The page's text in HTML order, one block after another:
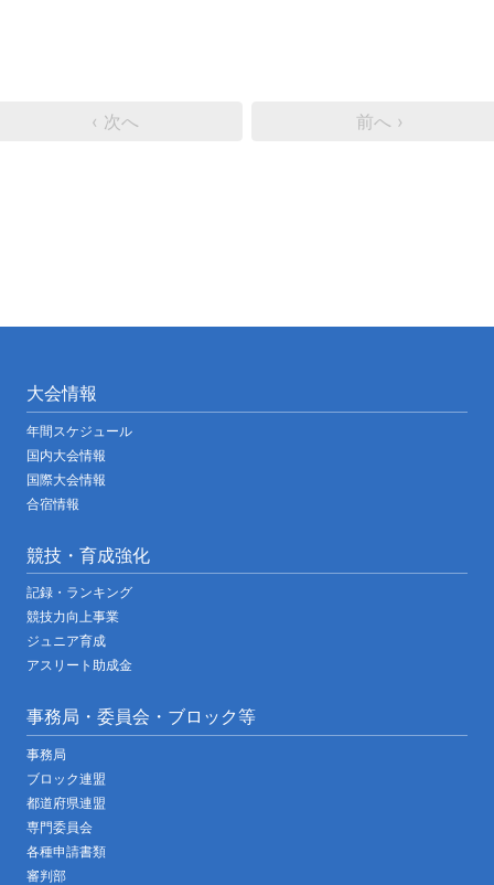
‹ 次へ 前へ ›
大会情報
年間スケジュール
国内大会情報
国際大会情報
合宿情報
競技・育成強化
記録・ランキング
競技力向上事業
ジュニア育成
アスリート助成金
事務局・委員会・ブロック等
事務局
ブロック連盟
都道府県連盟
専門委員会
各種申請書類
審判部